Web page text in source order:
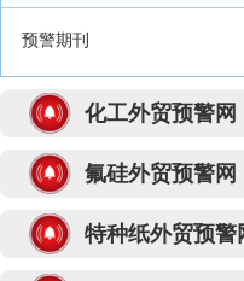
预警期刊
化工外贸预警网
氟硅外贸预警网
特种纸外贸预警